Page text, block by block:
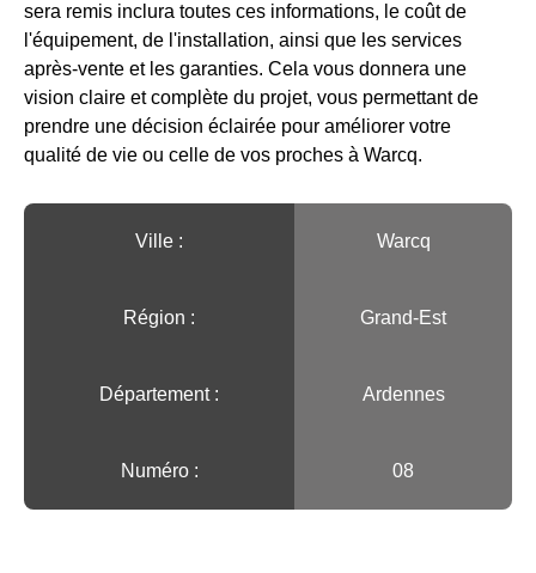
sera remis inclura toutes ces informations, le coût de
l'équipement, de l'installation, ainsi que les services
après-vente et les garanties. Cela vous donnera une
vision claire et complète du projet, vous permettant de
prendre une décision éclairée pour améliorer votre
qualité de vie ou celle de vos proches à Warcq.
Ville :️ Warcq
Région :️ Grand-Est
Département : Ardennes
Numéro : 08